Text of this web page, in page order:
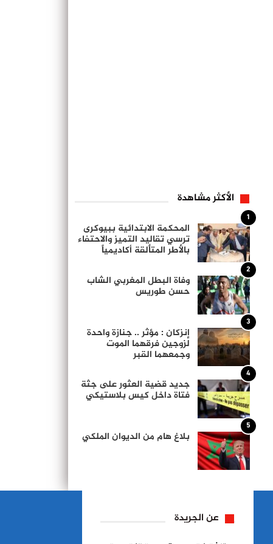
الأكثر مشاهدة
1
المحكمة الابتدائية ببيوكرى
ترسي تقاليد التميز والاحتفاء
بالأطر المتألقة أكاديمياً
2
وفاة البطل المغربي الشاب
حسن طوريس
3
إنزكان : مؤثر .. جنازة واحدة
لزوجين فرقهما الموت
وجمعهما القبر
4
جديد قضية العثور على جثة
فتاة داخل كيس بلاستيكي
5
بلاغ هام من الديوان الملكي
عن الجريدة